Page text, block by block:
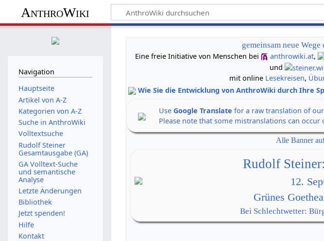
AnthroWiki
gemeinsam neue
Eine freie Initiative von Menschen bei
anthrowiki.at,
und
mit online Lesekreisen,
Wie Sie die Entwicklung von AnthroWiki durch Ihre
UseGoogle Translate for a raw translation of
Please note that some mistranslations can
Alle Banner
Rudolf
12.
Grünes
Bei Schlechtwetter:
Navigation
Hauptseite
Artikel von A-Z
Kategorien von A-Z
Suche in AnthroWiki
Volltextsuche
Rudolf Steiner
Gesamtausgabe (GA)
GA Volltext-Suche
und semantische
Analyse
Letzte Änderungen
Bibliothek
Jetzt spenden!
Hilfe
Kontakt